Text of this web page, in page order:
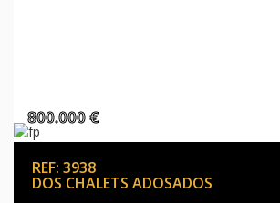
800.000 €
REF: 3938
DOS CHALETS ADOSADOS